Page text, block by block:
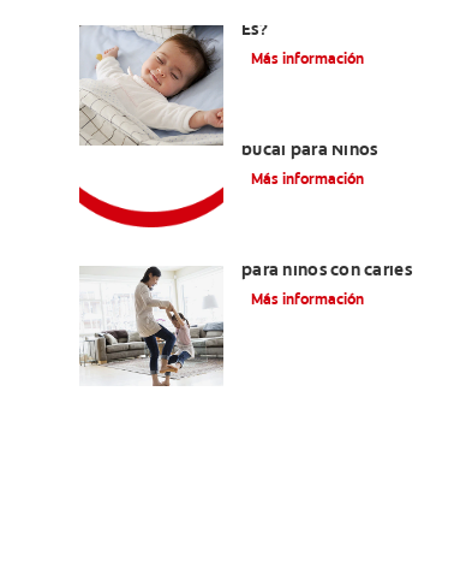
Es?
Más información
bucal para Niños
Más información
para niños con caries
Más información